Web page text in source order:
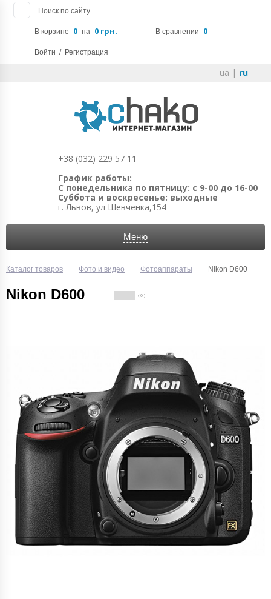
Поиск по сайту
В корзине 0 на 0 грн. В сравнении 0
Войти / Регистрация
ua | ru
+38 (032) 229 57 11
График работы:
С понедельника по пятницу: с 9-00 до 16-00
Суббота и воскресенье: выходные
г. Львов, ул Шевченка,154
Меню
Каталог товаров Фото и видео Фотоаппараты Nikon D600
Nikon D600 ( 0 )